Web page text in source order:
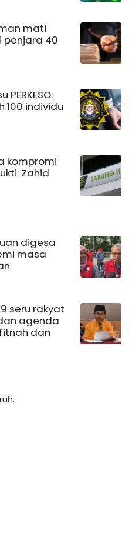
mati
40
100 individu
kompromi
Zahid
digesa
masa
seru rakyat
agenda
dan